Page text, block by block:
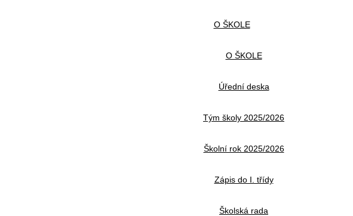
O ŠKOLE
O ŠKOLE
Úřední deska
Tým školy 2025/2026
Školní rok 2025/2026
Zápis do I. třídy
Školská rada